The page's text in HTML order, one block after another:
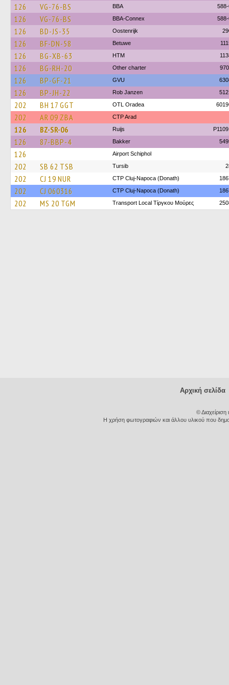
126 VG-76-BS BBA
126 VG-76-BS BBA-Connex
126 BD-JS-35 Oostenrijk
126 BF-DN-58 Betuwe
126 BG-XB-63 HTM
126 BG-RH-20 Other charter
126 BP-GF-21 GVU
126 BP-JH-22 Rob Janzen
202 BH 17 GGT OTL Oradea
202 AR 09 ZBA CTP Arad
126 BZ-SR-06 Ruijs
126 87-BBP-4 Bakker
126 Airport Schiphol
202 SB 62 TSB Tursib
202 CJ 19 NUR CTP Cluj-Napoca (Donath)
202 CJ 060316 CTP Cluj-Napoca (Donath)
202 MS 20 TGM Transport Local Τίργκου Μούρες
Αρχική σελίδα
©
Η χρήση φωτογραφιών και άλλου υλικού που